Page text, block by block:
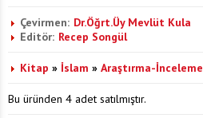
Çevirmen: Dr.Öğrt.Üy Mevlüt Kula
Editör: Recep Songül
Kitap » İslam » Araştırma-İnceleme
Bu üründen 4 adet satılmıştır.